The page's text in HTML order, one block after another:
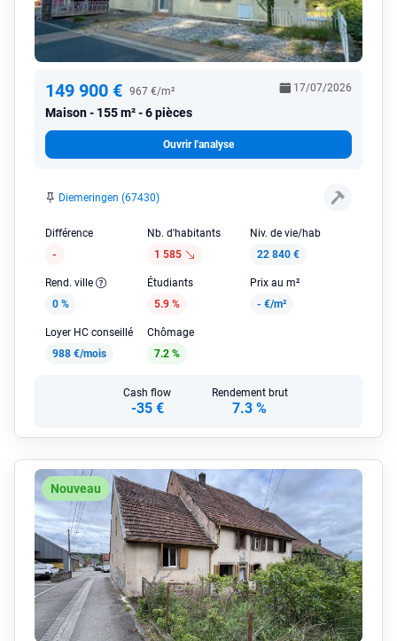
149 900 € 967 €/m²
Maison 155 m² - 6 pièces
17/07/2026
Ouvrir l'analyse
Diemeringen (67430)
Différence
-
Nb. d'habitants
1 585
Niv. de vie/hab
22 840 €
Rend. ville
0 %
Étudiants
5.9 %
Prix au m²
- €/m²
Loyer HC conseillé
988 €/mois
Chômage
7.2 %
Cash flow
-35 €
Rendement brut
7.3 %
Nouveau